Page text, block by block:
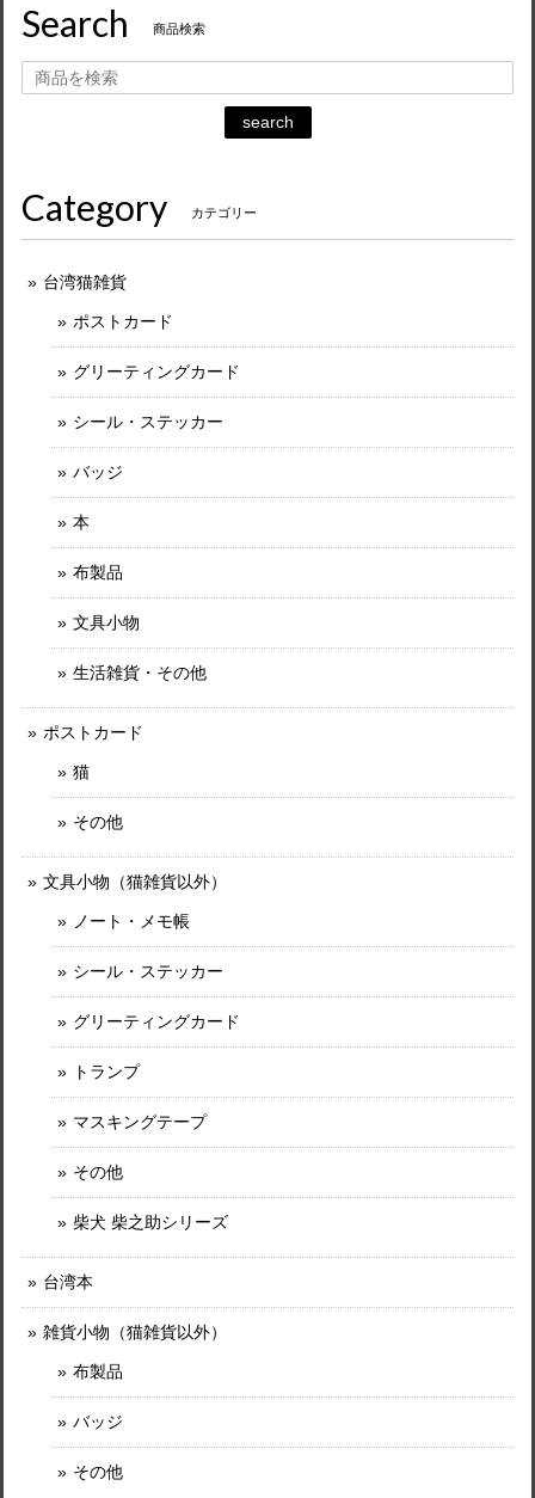
Search 商品検索
search
Category カテゴリー
台湾猫雑貨
ポストカード
グリーティングカード
シール・ステッカー
バッジ
本
布製品
文具小物
生活雑貨・その他
ポストカード
猫
その他
文具小物（猫雑貨以外）
ノート・メモ帳
シール・ステッカー
グリーティングカード
トランプ
マスキングテープ
その他
柴犬 柴之助シリーズ
台湾本
雑貨小物（猫雑貨以外）
布製品
バッジ
その他